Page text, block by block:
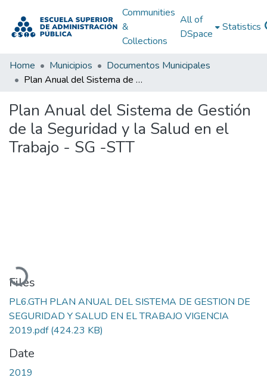
Communities
&
Collections
All of
DSpace
Statistics
Home Municipios
Documentos Municipales
Plan Anual del Sistema de Gestión de la Seguridad y la Salud en el Trabajo - SG -STT
Plan Anual del Sistema de Gestión
de la Seguridad y la Salud en el
Trabajo - SG -STT
Loading...
Files
PL6.GTH PLAN ANUAL DEL SISTEMA DE GESTION DE
SEGURIDAD Y SALUD EN EL TRABAJO VIGENCIA
2019.pdf(424.23 KB)
Date
2019